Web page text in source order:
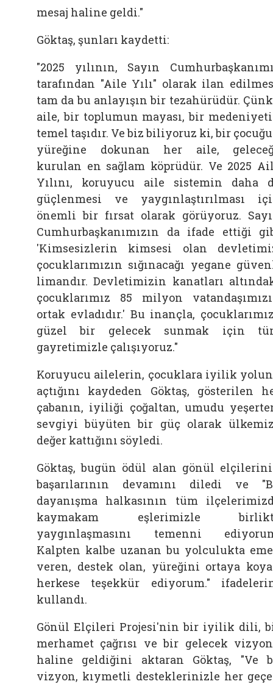
mesaj haline geldi."
Göktaş, şunları kaydetti:
"2025 yılının, Sayın
tarafından "Aile Yılı" olarak ilan
tam da bu anlayışın bir tezahürüdür.
aile, bir toplumun mayası, bir
temel taşıdır. Ve biz biliyoruz ki, bir
yüreğine dokunan her aile,
kurulan en sağlam köprüdür. Ve 2025
Yılını, koruyucu aile sistemin daha
güçlenmesi ve yaygınlaştırılması
önemli bir fırsat olarak görüyoruz.
Cumhurbaşkanımızın da ifade ettiği
'Kimsesizlerin kimsesi olan
çocuklarımızın sığınacağı yegane
limandır. Devletimizin kanatları
çocuklarımız 85 milyon
ortak evladıdır.' Bu inançla,
güzel bir gelecek sunmak için
gayretimizle çalışıyoruz."
Koruyucu ailelerin, çocuklara iyilik
açtığını kaydeden Göktaş, gösterilen
çabanın, iyiliği çoğaltan, umudu
sevgiyi büyüten bir güç olarak
değer kattığını söyledi.
Göktaş, bugün ödül alan gönül
başarılarının devamını diledi ve
dayanışma halkasının tüm
kaymakam eşlerimizle
yaygınlaşmasını temenni
Kalpten kalbe uzanan bu yolculukta
veren, destek olan, yüreğini ortaya
herkese teşekkür ediyorum."
kullandı.
Gönül Elçileri Projesi'nin bir iyilik dili,
merhamet çağrısı ve bir gelecek
haline geldiğini aktaran Göktaş, "Ve
vizyon, kıymetli desteklerinizle her